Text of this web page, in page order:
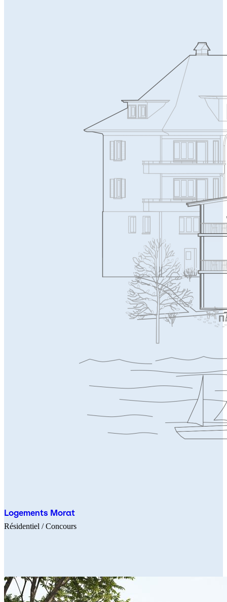
Logements Morat
Résidentiel / Concours